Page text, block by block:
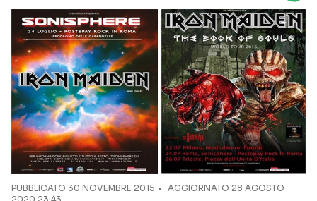
PUBBLICATO 30 NOVEMBRE 2015
AGGIORNATO 28 AGOSTO